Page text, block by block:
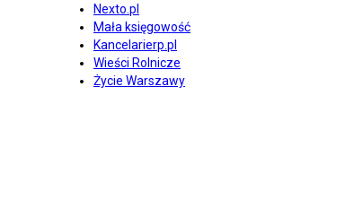
Nexto.pl
Mała księgowość
Kancelarierp.pl
Wieści Rolnicze
Życie Warszawy